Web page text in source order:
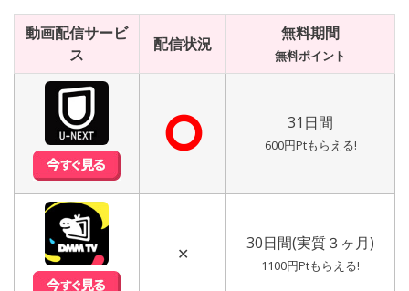
動画配信サービ
ス
配信状況
無料期間
無料ポイント
⭘ 31日間
600円Ptもらえる!
✕
30日間(実質３ヶ月)
1100円Ptもらえる!